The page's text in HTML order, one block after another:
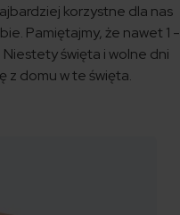
korzystne dla nas
Pamiętajmy, że nawet 1 -
święta i wolne dni
z domu w te święta.